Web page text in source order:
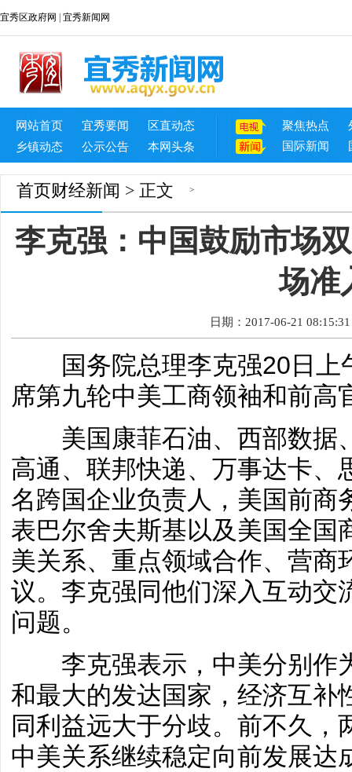
宜秀区政府网 宜秀新闻网
网站首页 宜秀要闻
区直动态
乡镇动态
公示公告 本网头条
聚焦热点
国际新闻
首页 >
财经新闻 > 正文
李克强：中国鼓励市场
场准
日期：2017-06-21 08:15:31
国务院总理李克强20日上
席第九轮中美工商领袖和前高
美国康菲石油、西部数据
高通、联邦快递、万事达卡、
名跨国企业负责人，美国前商
表巴尔舍夫斯基以及美国全国
美关系、重点领域合作、营商
议。李克强同他们深入互动交
问题。
李克强表示，中美分别作
和最大的发达国家，经济互补
同利益远大于分歧。前不久，
中美关系继续稳定向前发展达